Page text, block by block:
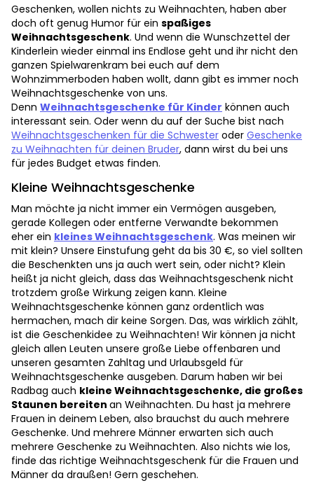
Geschenken, wollen nichts zu Weihnachten, haben aber
doch oft genug Humor für ein spaßiges
Weihnachtsgeschenk. Und wenn die Wunschzettel der
Kinderlein wieder einmal ins Endlose geht und ihr nicht den
ganzen Spielwarenkram bei euch auf dem
Wohnzimmerboden haben wollt, dann gibt es immer noch
Weihnachtsgeschenke von uns.
Denn Weihnachtsgeschenke für Kinder können auch
interessant sein. Oder wenn du auf der Suche bist nach
Weihnachtsgeschenken für die Schwester oder Geschenke
zu Weihnachten für deinen Bruder, dann wirst du bei uns
für jedes Budget etwas finden.
Kleine Weihnachtsgeschenke
Man möchte ja nicht immer ein Vermögen ausgeben,
gerade Kollegen oder entferne Verwandte bekommen
eher ein kleines Weihnachtsgeschenk. Was meinen wir
mit klein? Unsere Einstufung geht da bis 30 €, so viel sollten
die Beschenkten uns ja auch wert sein, oder nicht? Klein
heißt ja nicht gleich, dass das Weihnachtsgeschenk nicht
trotzdem große Wirkung zeigen kann. Kleine
Weihnachtsgeschenke können ganz ordentlich was
hermachen, mach dir keine Sorgen. Das, was wirklich zählt,
ist die Geschenkidee zu Weihnachten! Wir können ja nicht
gleich allen Leuten unsere große Liebe offenbaren und
unseren gesamten Zahltag und Urlaubsgeld für
Weihnachtsgeschenke ausgeben. Darum haben wir bei
Radbag auch kleine Weihnachtsgeschenke, die großes
Staunen bereiten an Weihnachten. Du hast ja mehrere
Frauen in deinem Leben, also brauchst du auch mehrere
Geschenke. Und mehrere Männer erwarten sich auch
mehrere Geschenke zu Weihnachten. Also nichts wie los,
finde das richtige Weihnachtsgeschenk für die Frauen und
Männer da draußen! Gern geschehen.